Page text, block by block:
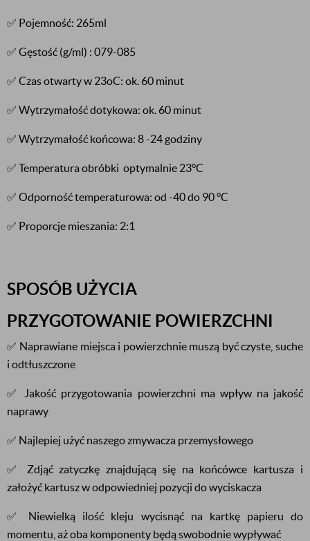
✅ Pojemność: 265ml
✅ Gęstość (g/ml) : 079-085
✅ Czas otwarty w 23oC: ok. 60 minut
✅ Wytrzymałość dotykowa: ok. 60 minut
✅ Wytrzymałość końcowa: 8 -24 godziny
✅ Temperatura obróbki optymalnie 23°C
✅ Odporność temperaturowa: od -40 do 90 °C
✅ Proporcje mieszania: 2:1
SPOSÓB UŻYCIA
PRZYGOTOWANIE POWIERZCHNI
✅ Naprawiane miejsca i powierzchnie muszą być czyste, suche
i odtłuszczone
✅ Jakość przygotowania powierzchni ma wpływ na jakość
naprawy
✅ Najlepiej użyć naszego zmywacza przemysłowego
✅ Zdjąć zatyczkę znajdującą się na końcówce kartusza i
założyć kartusz w odpowiedniej pozycji do wyciskacza
✅ Niewielką ilość kleju wycisnąć na kartkę papieru do
momentu, aż oba komponenty będą swobodnie wypływać